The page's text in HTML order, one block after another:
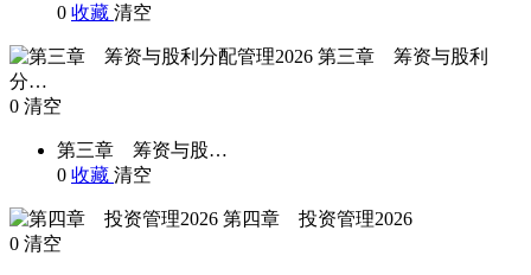
0 收藏 清空
第三章 筹资与股利
分…
0 清空
第三章 筹资与股…
0 收藏 清空
第四章 投资管理2026
0 清空